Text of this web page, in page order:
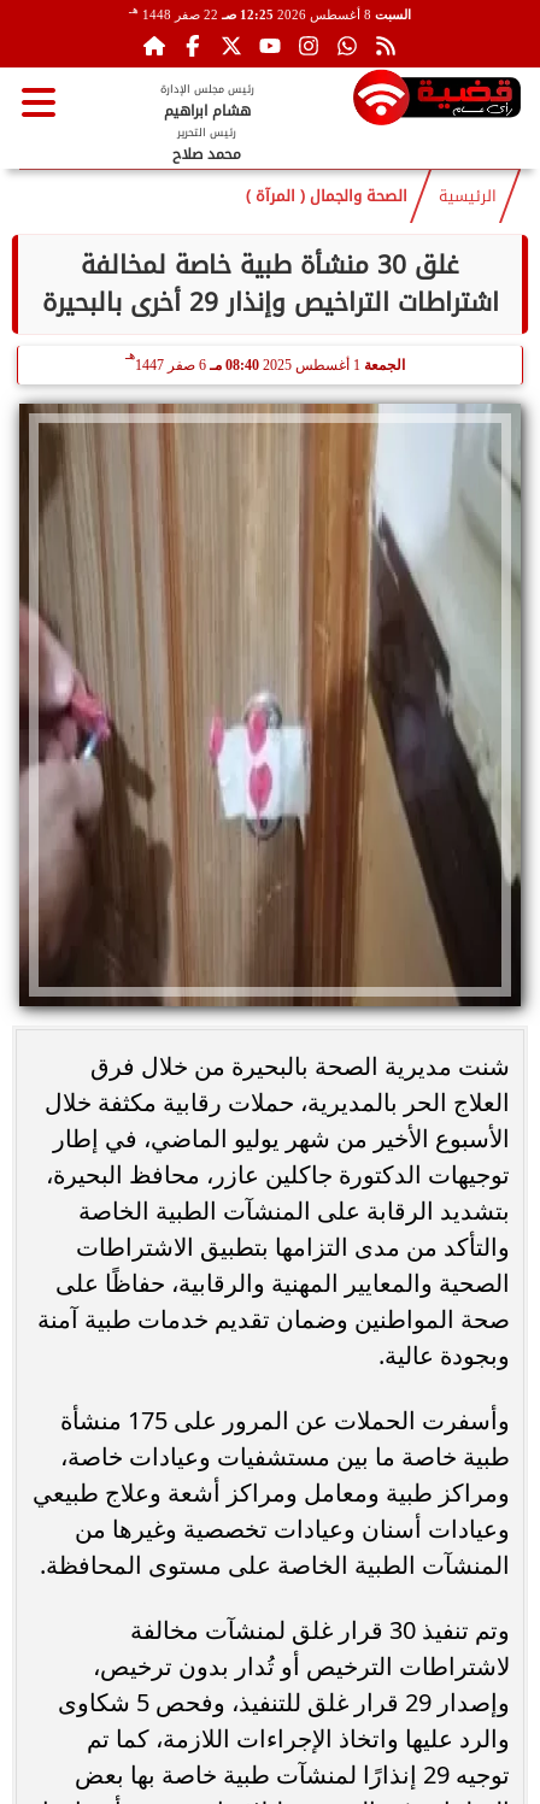
السبت 12:25 صـ 22 صفر 1448 هـ
رئيس مجلس الإدارة
هشام ابراهيم
رئيس التحرير
محمد صلاح
الرئيسية الصحة والجمال ( المرآة )
غلق 30 منشأة طبية خاصة لمخالفة
اشتراطات التراخيص وإنذار 29 أخرى بالبحيرة
الجمعة 08:40 مـ 6 صفر 1447
هـ
شنت مديرية الصحة بالبحيرة من خلال فرق
العلاج الحر بالمديرية، حملات رقابية مكثفة خلال
الأسبوع الأخير من شهر يوليو الماضي، في إطار
توجيهات الدكتورة جاكلين عازر، محافظ البحيرة،
بتشديد الرقابة على المنشآت الطبية الخاصة
والتأكد من مدى التزامها بتطبيق الاشتراطات
الصحية والمعايير المهنية والرقابية، حفاظًا على
صحة المواطنين وضمان تقديم خدمات طبية آمنة
وبجودة عالية.
وأسفرت الحملات عن المرور على 175 منشأة
طبية خاصة ما بين مستشفيات وعيادات خاصة،
ومراكز طبية ومعامل ومراكز أشعة وعلاج طبيعي
وعيادات أسنان وعيادات تخصصية وغيرها من
المنشآت الطبية الخاصة على مستوى المحافظة.
وتم تنفيذ 30 قرار غلق لمنشآت مخالفة
لاشتراطات الترخيص أو تُدار بدون ترخيص،
وإصدار 29 قرار غلق للتنفيذ، وفحص 5 شكاوى
والرد عليها واتخاذ الإجراءات اللازمة، كما تم
توجيه 29 إنذارًا لمنشآت طبية خاصة بها بعض